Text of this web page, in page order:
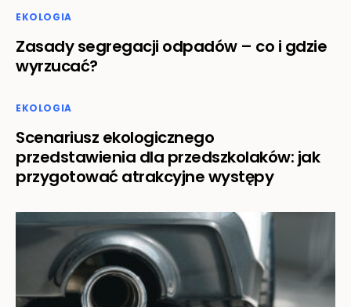
EKOLOGIA
Zasady segregacji odpadów – co i gdzie
wyrzucać?
EKOLOGIA
Scenariusz ekologicznego
przedstawienia dla przedszkolaków: jak
przygotować atrakcyjne występy